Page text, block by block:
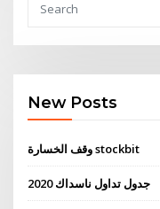
New Posts
وقف الخسارة stockbit
جدول تداول ناسداك 2020